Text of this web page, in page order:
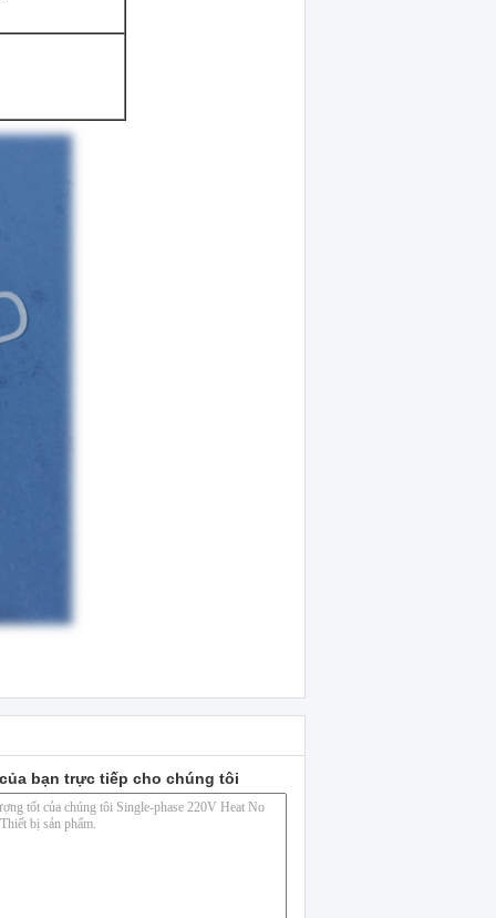
bạn trực tiếp cho chúng tôi